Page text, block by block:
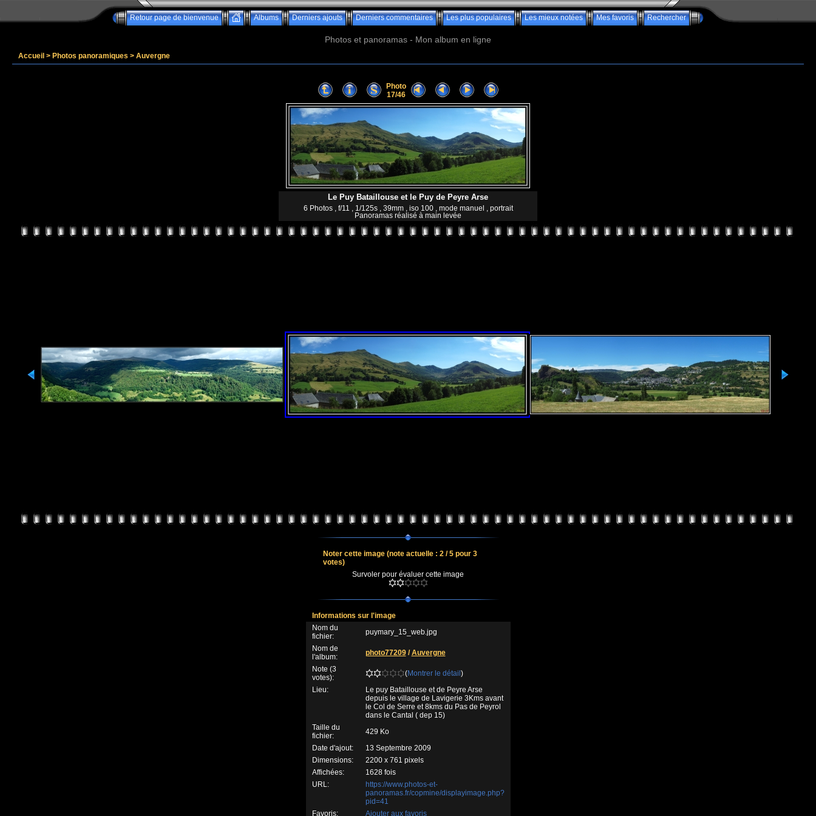
Retour page de bienvenue Albums Derniers ajouts Derniers commentaires Les plus populaires Les mieux notées Mes favoris Rechercher
Photos et panoramas - Mon album en ligne
Accueil > Photos panoramiques > Auvergne
Photo
17/46
Le Puy Bataillouse et le Puy de Peyre Arse
6 Photos , f/11 , 1/125s , 39mm , iso 100 , mode manuel , portrait
Panoramas réalisé à main levée
Noter cette image (note actuelle : 2 / 5 pour 3
votes)
Survoler pour évaluer cette image
Informations sur l'image
Nom du
fichier:
puymary_15_web.jpg
Nom de
l'album:
photo77209/Auvergne
Note (3
votes):
(Montrer le détail )
Lieu:
Le puy Bataillouse et de Peyre Arse
depuis le village de Lavigerie 3Kms avant
le Col de Serre et 8kms du Pas de Peyrol
dans le Cantal ( dep 15)
Taille du
fichier:
429 Ko
Date d'ajout:
13 Septembre 2009
Dimensions:
2200 x 761 pixels
Affichées:
1628 fois
URL:
https://www.photos-et-
panoramas.fr/copmine/displayimage.php?
pid=41
Favoris:
Ajouter aux favoris